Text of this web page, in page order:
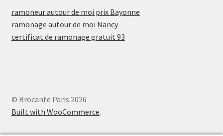
ramoneur autour de moi prix Bayonne
ramonage autour de moi Nancy
certificat de ramonage gratuit 93
© Brocante Paris 2026
Built with WooCommerce.